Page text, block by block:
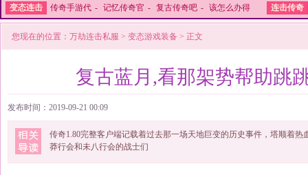
变态连击
传奇手游代 - 记忆传奇官 - 复古传奇吧 - 该怎么办得 连击传奇
您现在的位置： 万劫连击私服 > 变态游戏装备 > 正文
复古蓝月,看那架势帮助跳
发布时间：2019-09-21 00:09
传奇1.80完整客户端记载着过去那一场天地巨变的历史事件，塔顺着
莽行会和未八行会的战士们